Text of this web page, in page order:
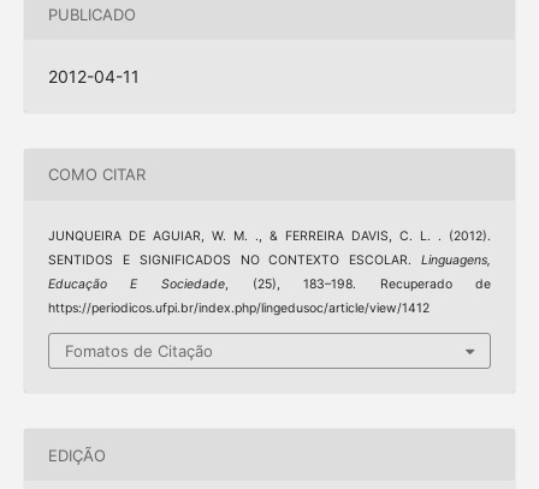
PUBLICADO
2012-04-11
COMO CITAR
JUNQUEIRA DE AGUIAR, W. M. ., & FERREIRA DAVIS, C. L. . (2012).
SENTIDOS E SIGNIFICADOS NO CONTEXTO ESCOLAR.Linguagens,
Educação E Sociedade , (25), 183–198. Recuperado de
https://periodicos.ufpi.br/index.php/lingedusoc/article/view/1412
Fomatos de Citação
EDIÇÃO